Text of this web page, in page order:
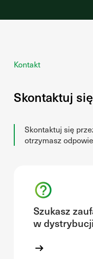
Kontakt
Skontaktuj
Skontaktuj się
otrzymasz
Szukasz
w